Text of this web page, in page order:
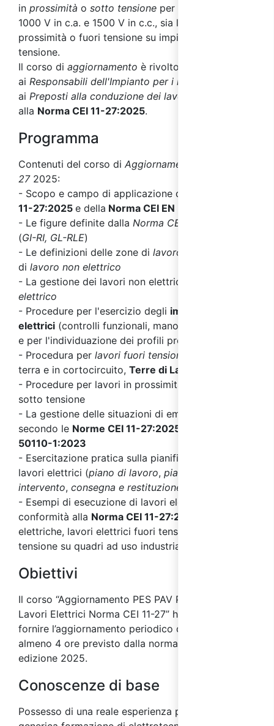
in prossimità o sotto tensione per tensioni fino a
1000 V in c.a. e 1500 V in c.c., sia lavori in
prossimità o fuori tensione su impianti in alta
tensione.
Il corso di aggiornamento è rivolto anche
ai Responsabili dell'Impianto per i lavori
ai Preposti alla conduzione dei lavori
alla Norma CEI 11-27:2025.
Programma
Contenuti del corso di Aggiornamento CEI 11-
27 2025:
- Scopo e campo di applicazione della
11-27:2025 e della Norma CEI EN 50110-1:2023
- Le figure definite dalla Norma CEI 11-27
(GI-RI, GL-RLE)
- Le definizioni delle zone di lavoro elettrico
di lavoro non elettrico
- La gestione dei lavori non elettrici con
elettrico
- Procedure per l'esercizio degli impianti
elettrici (controlli funzionali, manovre di esercizio)
e per l'individuazione dei profili professionali
- Procedura per lavori fuori tensione
terra e in cortocircuito, Terre di Lavoro
- Procedure per lavori in prossimità e per lavori
sotto tensione
- La gestione delle situazioni di emergenza
secondo le Norme CEI 11-27:2025
50110-1:2023
- Esercitazione pratica sulla pianificazione dei
lavori elettrici (piano di lavoro, piano di
intervento, consegna e restituzione impianto
- Esempi di esecuzione di lavori elettrici in
conformità alla Norma CEI 11-27:2025
elettriche, lavori elettrici fuori tensione e sotto
tensione su quadri ad uso industriale
Obiettivi
Il corso “Aggiornamento PES PAV PEI Addetti ai
Lavori Elettrici Norma CEI 11-27” ha l’obiettivo di
fornire l’aggiornamento periodico quinquennale di
almeno 4 ore previsto dalla norma CEI 11-27
edizione 2025.
Conoscenze di base
Possesso di una reale esperienza pratica e di una